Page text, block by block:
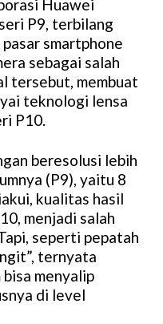
Huawei
P9, terbilang
smartphone
sebagai salah
tersebut, membuat
teknologi lensa
P10.
beresolusi lebih
(P9), yaitu 8
kualitas hasil
menjadi salah
seperti pepatah
ternyata
menyalip
di level